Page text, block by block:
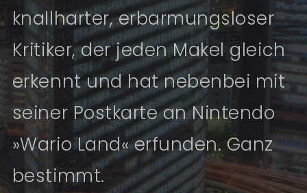
knallharter, erbarmungsloser
Kritiker, der jeden Makel gleich
erkennt und hat nebenbei mit
seiner Postkarte an Nintendo
»Wario Land« erfunden. Ganz
bestimmt.